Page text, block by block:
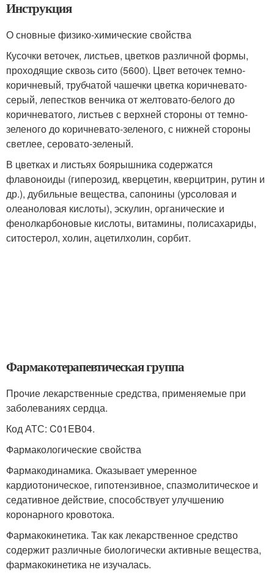
Инструкция
О сновные физико-химические свойства
Кусочки веточек, листьев, цветков различной формы,
проходящие сквозь сито (5600). Цвет веточек темно-
коричневый, трубчатой чашечки цветка коричневато-
серый, лепестков венчика от желтовато-белого до
коричневатого, листьев с верхней стороны от темно-
зеленого до коричневато-зеленого, с нижней стороны
светлее, серовато-зеленый.
В цветках и листьях боярышника содержатся
флавоноиды (гиперозид, кверцетин, кверцитрин, рутин и
др.), дубильные вещества, сапонины (урсоловая и
олеаноловая кислоты), эскулин, органические и
фенолкарбоновые кислоты, витамины, полисахариды,
ситостерол, холин, ацетилхолин, сорбит.
Фармакотерапевтическая группа
Прочие лекарственные средства, применяемые при
заболеваниях сердца.
Код АТС: C01EB04.
Фармакологические свойства
Фармакодинамика. Оказывает умеренное
кардиотоническое, гипотензивное, спазмолитическое и
седативное действие, способствует улучшению
коронарного кровотока.
Фармакокинетика. Так как лекарственное средство
содержит различные биологически активные вещества,
фармакокинетика не изучалась.